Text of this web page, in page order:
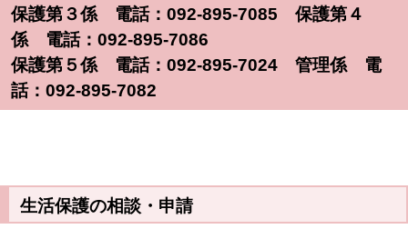
保護第３係 電話：092-895-7085 保護第４
係 電話：092-895-7086
保護第５係 電話：092-895-7024 管理係 電
話：092-895-7082
生活保護の相談・申請